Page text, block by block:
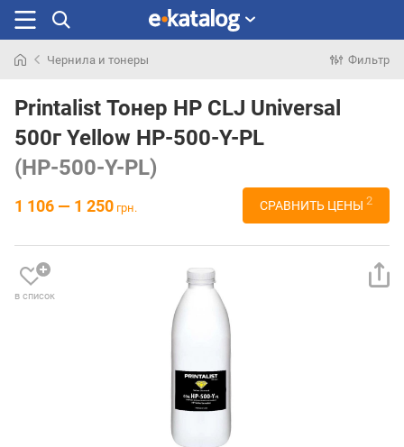
раньше
Чернила и тонеры Фильтр
Printalist Тонер HP CLJ Universal
500г Yellow HP-500-Y-PL
(HP-500-Y-PL)
1 106 — 1 250 грн. СРАВНИТЬ ЦЕНЫ 2
в список